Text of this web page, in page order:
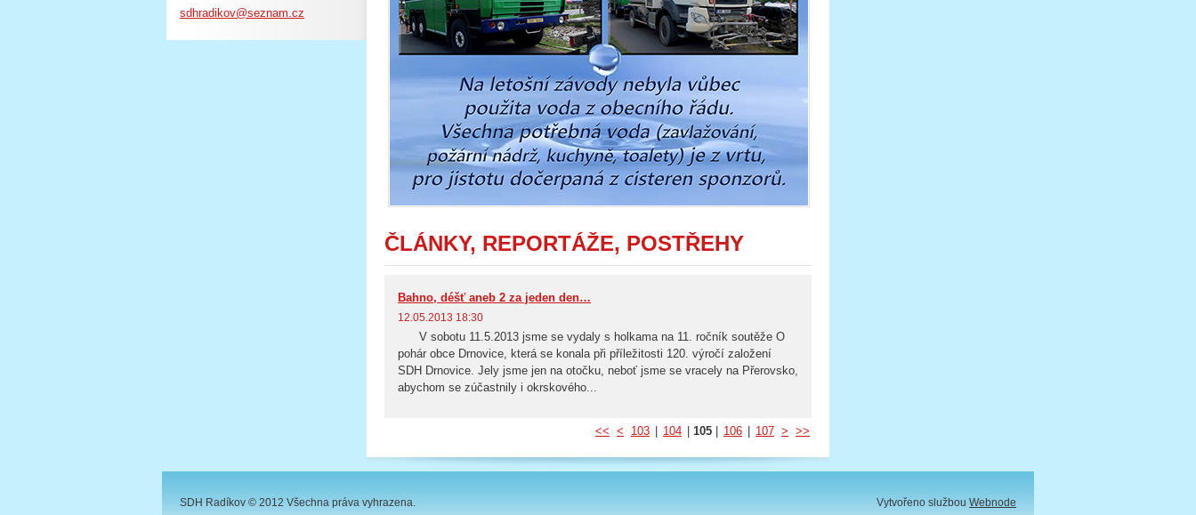
ČLÁNKY, REPORTÁŽE, POSTŘEHY
Bahno, déšť aneb 2 za jeden den…
12.05.2013 18:30
V sobotu 11.5.2013 jsme se vydaly s holkama na 11. ročník soutěže O
pohár obce Drnovice, která se konala při příležitosti 120. výročí založení
SDH Drnovice. Jely jsme jen na otočku, neboť jsme se vracely na Přerovsko,
abychom se zúčastnily i okrskového...
<< < 103 104 105 106 107 > >>
sdhradikov@seznam.cz
SDH Radíkov © 2012 Všechna práva vyhrazena. Vytvořeno službou Webnode